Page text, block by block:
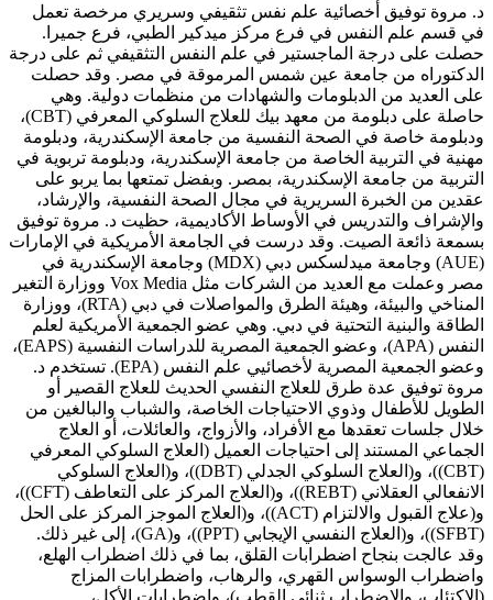
د. مروة توفيق أخصائية علم نفس تثقيفي وسريري مرخصة تعمل
في قسم علم النفس في فرع مركز ميدكير الطبي، فرع جميرا.
حصلت على درجة الماجستير في علم النفس التثقيفي ثم على درجة
الدكتوراه من جامعة عين شمس المرموقة في مصر. وقد حصلت
على العديد من الدبلومات والشهادات من منظمات دولية. وهي
حاصلة على دبلومة من معهد بيك للعلاج السلوكي المعرفي (CBT)،
ودبلومة خاصة في الصحة النفسية من جامعة الإسكندرية، ودبلومة
مهنية في التربية الخاصة من جامعة الإسكندرية، ودبلومة تربوية في
التربية من جامعة الإسكندرية، بمصر. وبفضل تمتعها بما يربو على
عقدين من الخبرة السريرية في مجال الصحة النفسية، والإرشاد،
والإشراف والتدريس في الأوساط الأكاديمية، حظيت د. مروة توفيق
بسمعة ذائعة الصيت. وقد درست في الجامعة الأمريكية في الإمارات
(AUE) وجامعة ميدلسكس دبي (MDX) وجامعة الإسكندرية في
مصر وعملت مع العديد من الشركات مثل Vox Media ووزارة التغير
المناخي والبيئة، وهيئة الطرق والمواصلات في دبي (RTA)، ووزارة
الطاقة والبنية التحتية في دبي. وهي عضو الجمعية الأمريكية لعلم
النفس (APA)، وعضو الجمعية المصرية للدراسات النفسية (EAPS)،
وعضو الجمعية المصرية لأخصائيي علم النفس (EPA). تستخدم د.
مروة توفيق عدة طرق للعلاج النفسي الحديث للعلاج القصير أو
الطويل للأطفال وذوي الاحتياجات الخاصة، والشباب والبالغين من
خلال جلسات تعقدها مع الأفراد، والأزواج، والعائلات، أو العلاج
الجماعي المستند إلى احتياجات العميل (العلاج السلوكي المعرفي
(CBT))، و(العلاج السلوكي الجدلي (DBT))، و(العلاج السلوكي
الانفعالي العقلاني (REBT))، و(العلاج المركز على التعاطف (CFT))،
و(علاج القبول والالتزام (ACT))، و(العلاج الموجز المركز على الحل
(SFBT))، و(العلاج النفسي الإيجابي (PPT))، و(GA)، إلى غير ذلك.
وقد عالجت بنجاح اضطرابات القلق، بما في ذلك اضطراب الهلع،
واضطراب الوسواس القهري، والرهاب، واضطرابات المزاج
(الاكتئاب، والاضطراب ثنائي القطب)، واضطرابات الأكل،